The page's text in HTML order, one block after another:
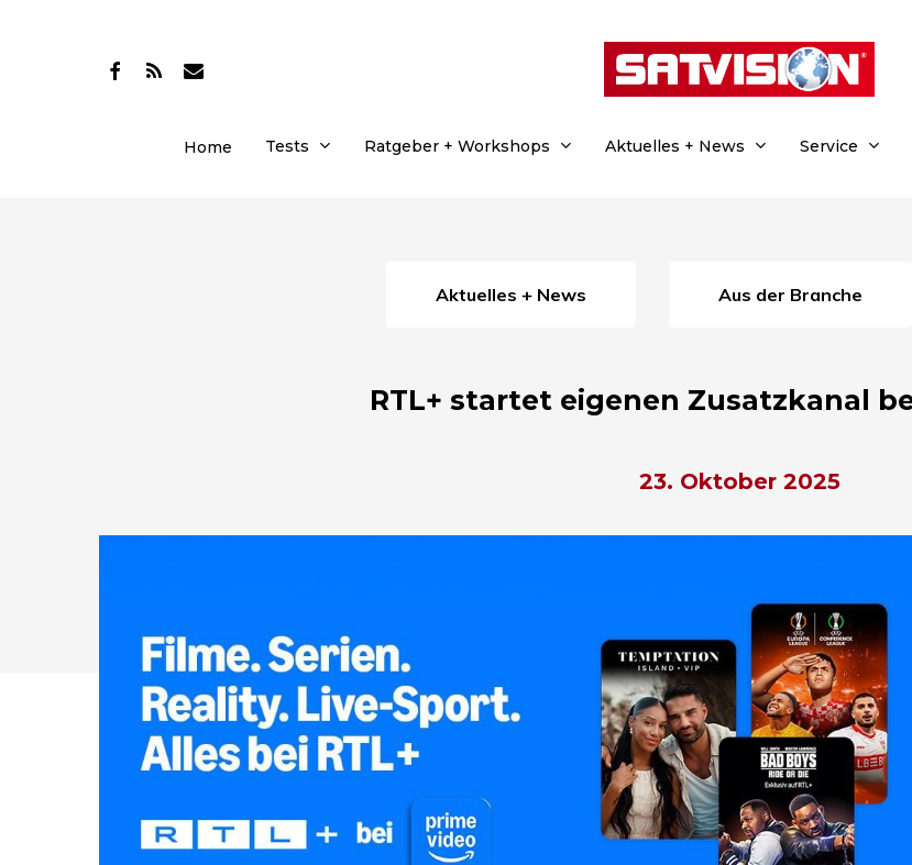
facebook
RSS email
Home Tests Ratgeber + Workshops Aktuelles + News Service
Aktuelles + News Aus der Branche
RTL+ startet eigenen Zusatzkanal
23. Oktober 2025